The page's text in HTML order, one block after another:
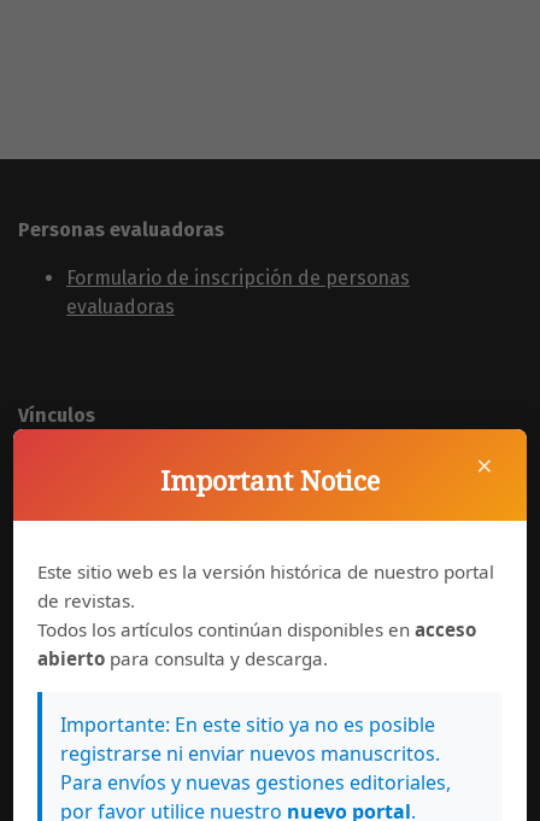
Personas evaluadoras
Formulario de inscripción de personas
evaluadoras
Vínculos
Redes Sociales
Facebook
Instagram
Academia.edu
Mendeley
×
Important Notice
Este sitio web es la versión histórica de nuestro portal
de revistas.
Todos los artículos continúan disponibles enacceso
abierto para consulta y descarga.
Importante: En este sitio ya no es posible
registrarse ni enviar nuevos manuscritos.
Para envíos y nuevas gestiones editoriales,
por favor utilice nuestro nuevo portal.